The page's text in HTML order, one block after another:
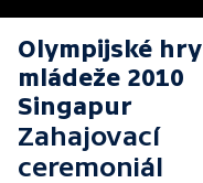
Olympijské hry
mládeže 2010
Singapur
Zahajovací
ceremoniál